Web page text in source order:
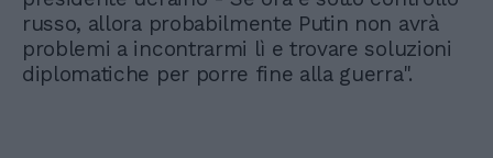
russo, allora probabilmente Putin non avrà
problemi a incontrarmi lì e trovare soluzioni
diplomatiche per porre fine alla guerra".